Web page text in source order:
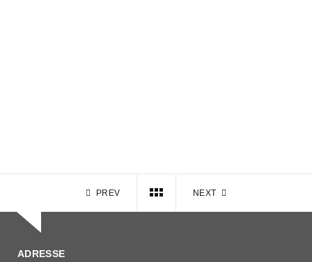
PREV NEXT
ADRESSE